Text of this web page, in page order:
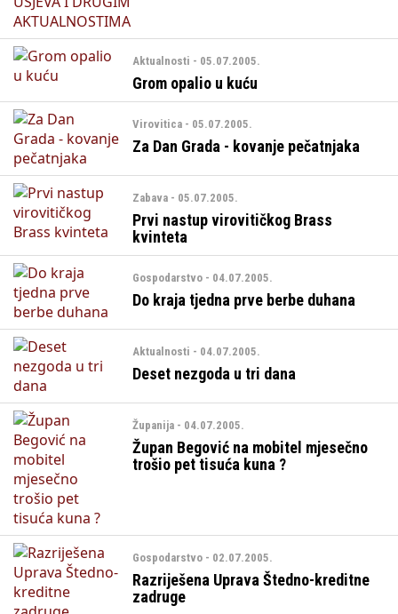
Aktualnosti - 05.07.2005.
Grom opalio u kuću
Virovitica - 05.07.2005.
Za Dan Grada - kovanje pečatnjaka
Zabava - 05.07.2005.
Prvi nastup virovitičkog Brass
kvinteta
Gospodarstvo - 04.07.2005.
Do kraja tjedna prve berbe duhana
Aktualnosti - 04.07.2005.
Deset nezgoda u tri dana
Županija - 04.07.2005.
Župan Begović na mobitel mjesečno
trošio pet tisuća kuna ?
Gospodarstvo - 02.07.2005.
Razriješena Uprava Štedno-kreditne
zadruge